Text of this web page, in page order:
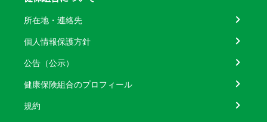
所在地・連絡先
個人情報保護方針
公告（公示）
健康保険組合のプロフィール
規約